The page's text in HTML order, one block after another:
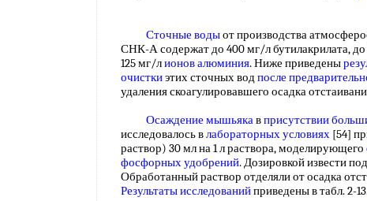
Сточные водыот производства
СНК-А содержат до 400 мг/л бутилакрилата,
125 мг/лионов алюминия. Ниже приведены
очисткиэтих сточных водпосле
удаления скоагулировавшего осадка
Осаждение мышьякавприсутствии
исследовалось влабораторных условиях [54]
раствор) 30 мл на 1 л раствора, моделирующего
фосфорных удобрений. Дозировкой извести
Обработанный раствор отделяли от осадка
Результаты исследованийприведены в табл. 2-